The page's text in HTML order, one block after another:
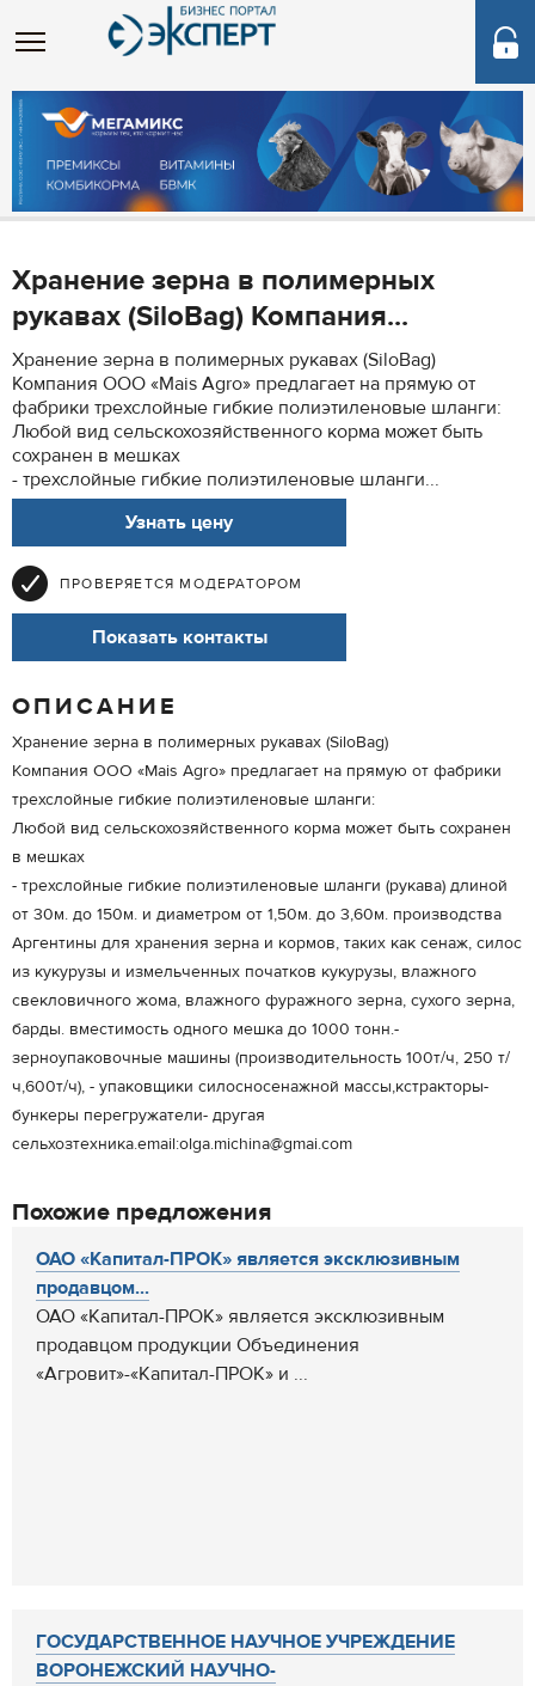
Хранение зерна в полимерных
рукавах (SiloBag) Компания...
Хранение зерна в полимерных рукавах (SiloBag)
Компания ООО «Mais Agro» предлагает на прямую от
фабрики трехслойные гибкие полиэтиленовые шланги:
Любой вид сельскохозяйственного корма может быть
сохранен в мешках
- трехслойные гибкие полиэтиленовые шланги...
Узнать цену
ПРОВЕРЯЕТСЯ МОДЕРАТОРОМ
Показать контакты
ОПИСАНИЕ
Хранение зерна в полимерных рукавах (SiloBag)
Компания ООО «Mais Agro» предлагает на прямую от фабрики
трехслойные гибкие полиэтиленовые шланги:
Любой вид сельскохозяйственного корма может быть сохранен
в мешках
- трехслойные гибкие полиэтиленовые шланги (рукава) длиной
от 30м. до 150м. и диаметром от 1,50м. до 3,60м. производства
Аргентины для хранения зерна и кормов, таких как сенаж, силос
из кукурузы и измельченных початков кукурузы, влажного
свекловичного жома, влажного фуражного зерна, сухого зерна,
барды. вместимость одного мешка до 1000 тонн.-
зерноупаковочные машины (производительность 100т/ч, 250 т/
ч,600т/ч), - упаковщики силосносенажной массы,кстракторы-
бункеры перегружатели- другая
сельхозтехника.email:olga.michina@gmai.com
Похожие предложения
ОАО «Капитал-ПРОК» является эксклюзивным
продавцом...
ОАО «Капитал-ПРОК» является эксклюзивным
продавцом продукции Объединения
«Агровит»-«Капитал-ПРОК» и ...
ГОСУДАРСТВЕННОЕ НАУЧНОЕ УЧРЕЖДЕНИЕ
ВОРОНЕЖСКИЙ НАУЧНО-